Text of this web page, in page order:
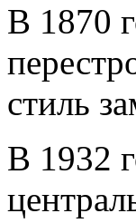
В 1870
стиль
В 1932